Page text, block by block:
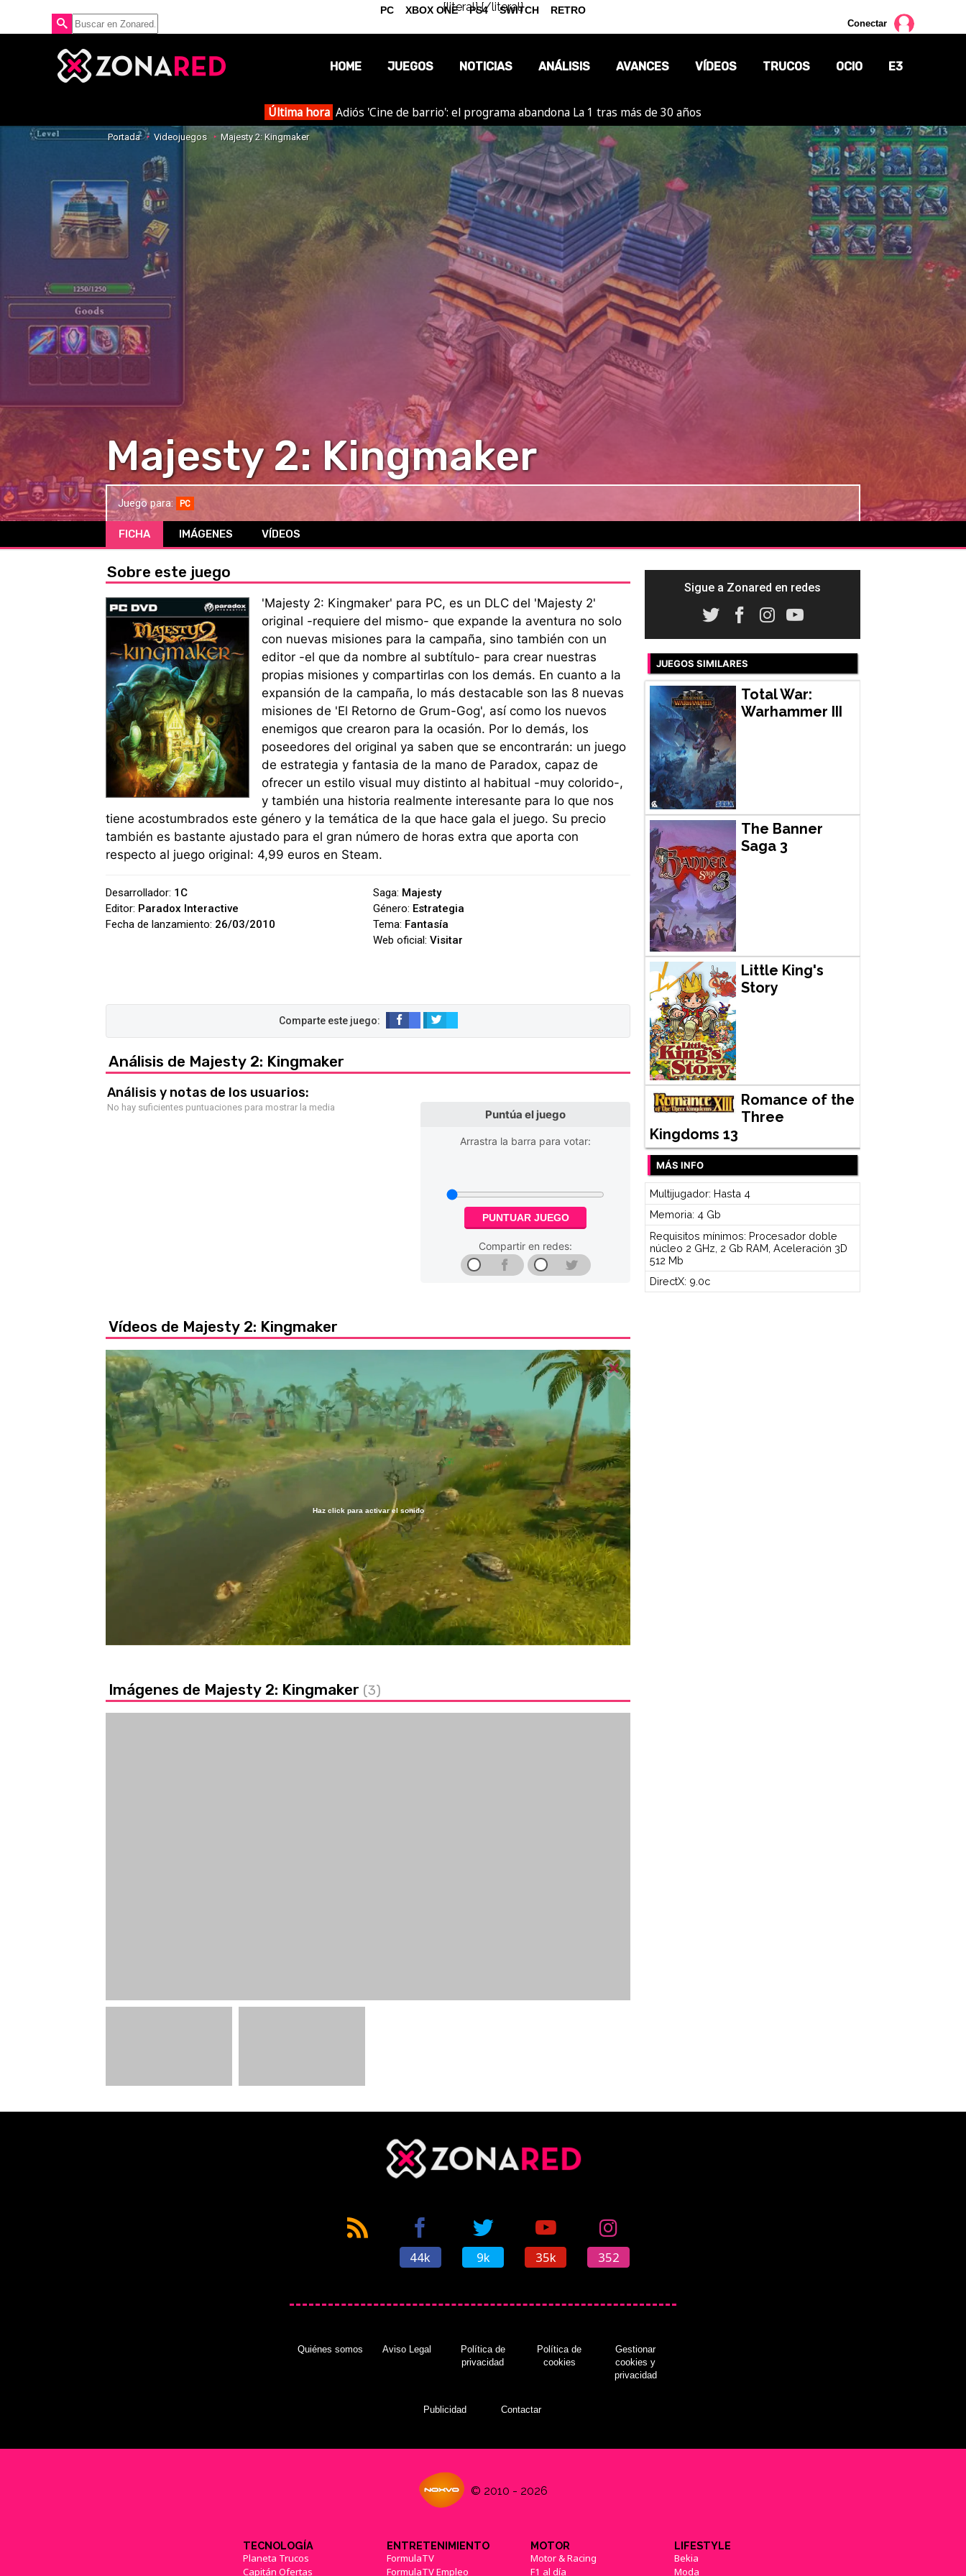
{literal}{/literal}
Conectar
HOME JUEGOS NOTICIAS
OPINIÓN
REPORTAJES
ANÁLISIS AVANCES VÍDEOS TRUCOS OCIO
TV
CÓMICS
MANGA
E3
Última hora Adiós 'Cine de barrio': el programa abandona La 1 tras más de 30 años
Portada Videojuegos Majesty 2: Kingmaker
Majesty 2: Kingmaker
Juego para: PC
FICHA IMÁGENES VÍDEOS
Sobre este juego
'Majesty 2: Kingmaker' para PC, es un DLC del 'Majesty 2'
original -requiere del mismo- que expande la aventura no solo
con nuevas misiones para la campaña, sino también con un
editor -el que da nombre al subtítulo- para crear nuestras
propias misiones y compartirlas con los demás. En cuanto a la
expansión de la campaña, lo más destacable son las 8 nuevas
misiones de 'El Retorno de Grum-Gog', así como los nuevos
enemigos que crearon para la ocasión. Por lo demás, los
poseedores del original ya saben que se encontrarán: un juego
de estrategia y fantasia de la mano de Paradox, capaz de
ofrecer un estilo visual muy distinto al habitual -muy colorido-,
y también una historia realmente interesante para lo que nos
tiene acostumbrados este género y la temática de la que hace gala el juego. Su precio
también es bastante ajustado para el gran número de horas extra que aporta con
respecto al juego original: 4,99 euros en Steam.
Desarrollador: 1C
Editor: Paradox Interactive
Fecha de lanzamiento: 26/03/2010
Saga: Majesty
Género: Estrategia
Tema: Fantasía
Web oficial:Visitar
Análisis de Majesty 2: Kingmaker
Análisis y notas de los usuarios:
No hay suficientes puntuaciones para mostrar la media
Puntúa el juego
Arrastra la barra para votar:
PUNTUAR JUEGO
Compartir en redes:
Vídeos de Majesty 2: Kingmaker
Unmute
Haz click para activar el sonido
Imágenes de Majesty 2: Kingmaker (3)
Sigue a Zonared en redes
JUEGOS SIMILARES
Total War:
Warhammer III
The Banner
Saga 3
Little King's
Story
Romance of the
Three
Kingdoms 13
MÁS INFO
Multijugador: Hasta 4
Memoria: 4 Gb
Requisitos mínimos: Procesador doble
núcleo 2 GHz, 2 Gb RAM, Aceleración 3D
512 Mb
DirectX: 9.0c
PC XBOX ONE PS4 SWITCH RETRO
44k 9k 35k 352
Quiénes somos Aviso Legal
Política de
privacidad
Política de
cookies
Gestionar
cookies y
privacidad
Publicidad Contactar
© 2010 - 2026
TECNOLOGÍA
Planeta Trucos
Capitán Ofertas
ENTRETENIMIENTO
FormulaTV
FormulaTV Empleo
MOTOR
Motor & Racing
F1 al día
LIFESTYLE
Bekia
Moda